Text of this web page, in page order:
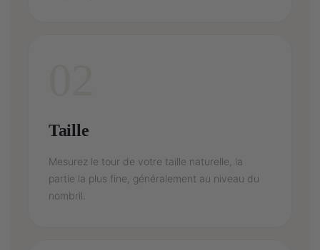
Taille
Mesurez le tour de votre taille naturelle, la
partie la plus fine, généralement au niveau du
nombril.